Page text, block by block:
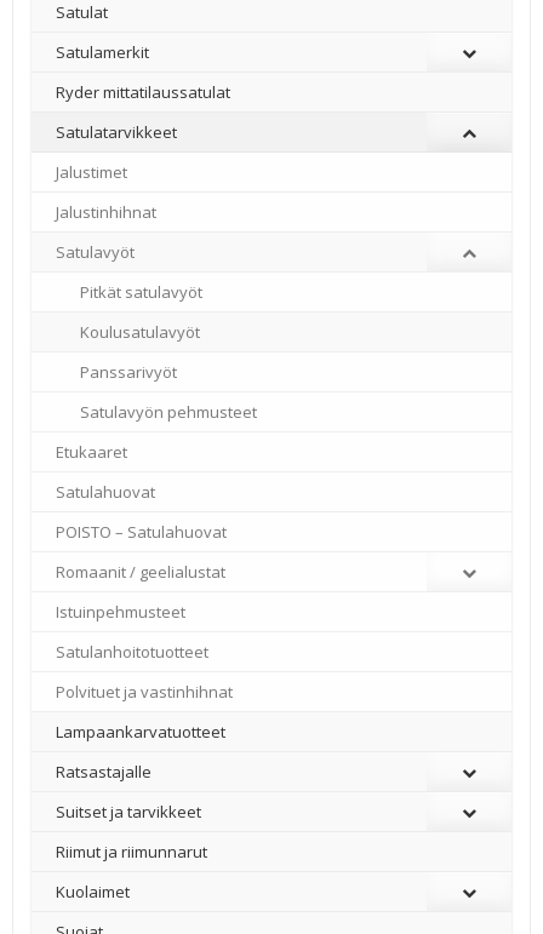
Satulat
Satulamerkit
Ryder mittatilaussatulat
Satulatarvikkeet
–
Jalustimet
Jalustinhihnat
Satulavyöt
Pitkät satulavyöt
Koulusatulavyöt
Panssarivyöt
Satulavyön pehmusteet
Etukaaret
Satulahuovat
POISTO – Satulahuovat
Romaanit / geelialustat
Istuinpehmusteet
Satulanhoitotuotteet
Polvituet ja vastinhihnat
Lampaankarvatuotteet
Ratsastajalle
Suitset ja tarvikkeet
Riimut ja riimunnarut
Kuolaimet